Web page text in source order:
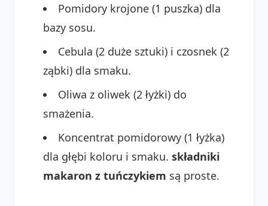
Pomidory krojone (1 puszka) dla
bazy sosu.
Cebula (2 duże sztuki) i czosnek (2
ząbki) dla smaku.
Oliwa z oliwek (2 łyżki) do
smażenia.
Koncentrat pomidorowy (1 łyżka)
dla głębi koloru i smaku. składniki
makaron z tuńczykiem są proste.